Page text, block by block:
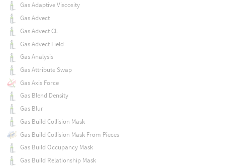
Gas Adaptive Viscosity
Gas Advect
Gas Advect CL
Gas Advect Field
Gas Analysis
Gas Attribute Swap
Gas Axis Force
Gas Blend Density
Gas Blur
Gas Build Collision Mask
Gas Build Collision Mask From Pieces
Gas Build Occupancy Mask
Gas Build Relationship Mask